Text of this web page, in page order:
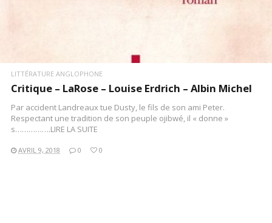
LITTÉRATURE ANGLOPHONE
Critique – LaRose – Louise Erdrich – Albin Michel
Par accident Landreaux tue Dusty, le fils de son ami Peter.
Respectant une tradition de son peuple ojibwé, il « donne »
s…………….LIRE LA SUITE
AVRIL 9, 2018 0 0